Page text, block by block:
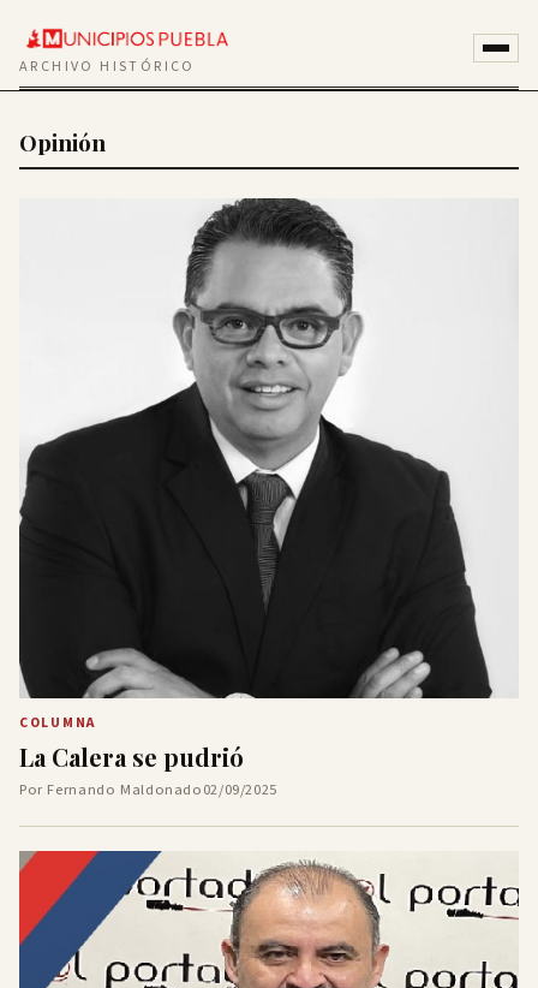
ARCHIVO HISTÓRICO
Opinión
COLUMNA
La Calera se pudrió
Por Fernando Maldonado02/09/2025